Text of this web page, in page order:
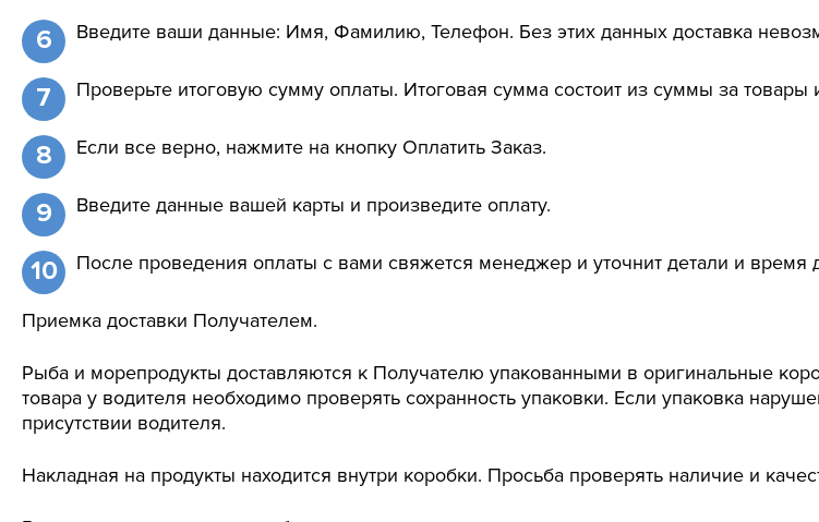
Введите ваши данные: Имя, Фамилию, Телефон. Без этих данных доставка
Проверьте итоговую сумму оплаты. Итоговая сумма состоит из суммы за товары
Если все верно, нажмите на кнопку Оплатить Заказ.
Введите данные вашей карты и произведите оплату.
После проведения оплаты с вами свяжется менеджер и уточнит детали и время
Приемка доставки Получателем.
Рыба и морепродукты доставляются к Получателю упакованными в оригинальные
товара у водителя необходимо проверять сохранность упаковки. Если упаковка
присутствии водителя.
Накладная на продукты находится внутри коробки. Просьба проверять наличие и